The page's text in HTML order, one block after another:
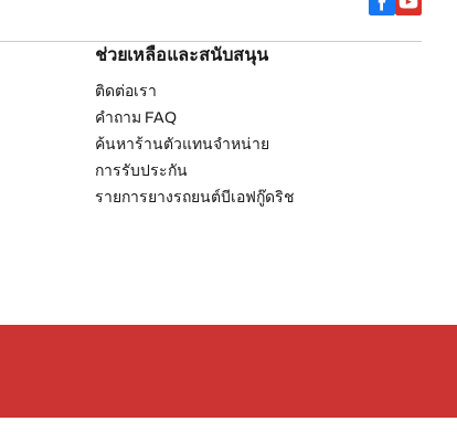
ช่วยเหลือและสนับสนุน
ติดต่อเรา
คำถาม FAQ
ค้นหาร้านตัวแทนจำหน่าย
การรับประกัน
รายการยางรถยนต์บีเอฟกู๊ดริช